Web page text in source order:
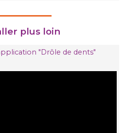
plus loin
"Drôle de dents"